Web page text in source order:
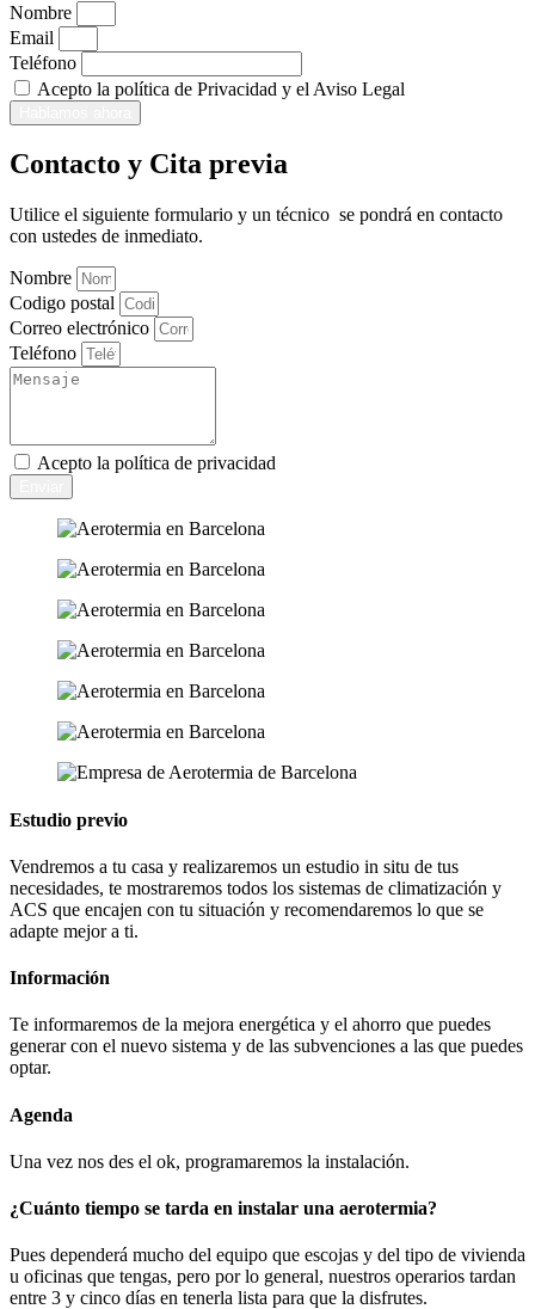
Nombre
Email
Teléfono
Acepto la política de Privacidad y el Aviso Legal
Contacto y Cita previa
Utilice el siguiente formulario y un técnico se pondrá en contacto
con ustedes de inmediato.
Nombre
Codigo postal
Correo electrónico
Teléfono
Acepto la política de privacidad
Estudio previo
Vendremos a tu casa y realizaremos un estudio in situ de tus
necesidades, te mostraremos todos los sistemas de climatización y
ACS que encajen con tu situación y recomendaremos lo que se
adapte mejor a ti.
Información
Te informaremos de la mejora energética y el ahorro que puedes
generar con el nuevo sistema y de las subvenciones a las que puedes
optar.
Agenda
Una vez nos des el ok, programaremos la instalación.
¿Cuánto tiempo se tarda en instalar una aerotermia?
Pues dependerá mucho del equipo que escojas y del tipo de vivienda
u oficinas que tengas, pero por lo general, nuestros operarios tardan
entre 3 y cinco días en tenerla lista para que la disfrutes.